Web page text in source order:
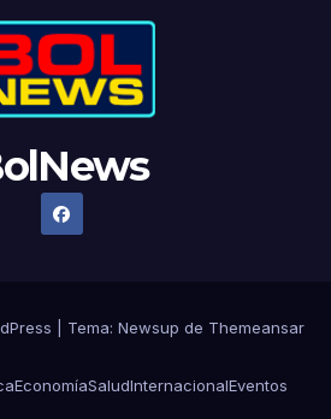
Tema: Newsup de Themeansar
EconomíaSaludInternacionalEventos